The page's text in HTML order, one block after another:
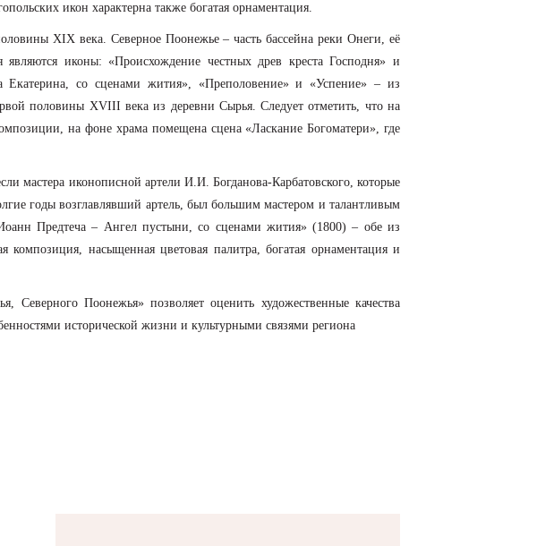
икон характерна также богатая орнаментация.
ХIХ века. Северное Поонежье – часть бассейна реки Онеги, её
иконы: «Происхождение честных древ креста Господня» и
со сценами жития», «Преполовение» и «Успение» – из
половины ХVIII века из деревни Сырья. Следует отметить, что на
на фоне храма помещена сцена «Ласкание Богоматери», где
мастера иконописной артели И.И. Богданова-Карбатовского, которые
годы возглавлявший артель, был большим мастером и талантливым
Предтеча – Ангел пустыни, со сценами жития» (1800) – обе из
насыщенная цветовая палитра, богатая орнаментация и
Северного Поонежья» позволяет оценить художественные качества
исторической жизни и культурными связями региона